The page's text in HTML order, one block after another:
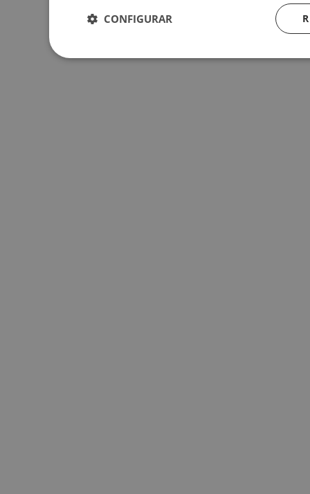
CONFIGURAR
Estrictamente
Rendimiento